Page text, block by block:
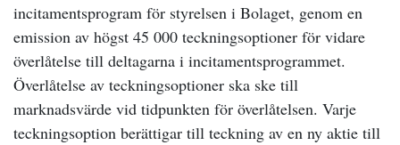
incitamentsprogram för styrelsen i Bolaget, genom en
emission av högst 45 000 teckningsoptioner för vidare
överlåtelse till deltagarna i incitamentsprogrammet.
Överlåtelse av teckningsoptioner ska ske till
marknadsvärde vid tidpunkten för överlåtelsen. Varje
teckningsoption berättigar till teckning av en ny aktie till